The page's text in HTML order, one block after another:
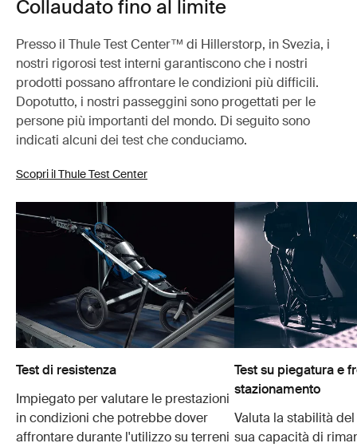
Collaudato fino al limite
Presso il Thule Test Center™ di Hillerstorp, in Svezia, i
nostri rigorosi test interni garantiscono che i nostri
prodotti possano affrontare le condizioni più difficili.
Dopotutto, i nostri passeggini sono progettati per le
persone più importanti del mondo. Di seguito sono
indicati alcuni dei test che conduciamo.
Scopri il Thule Test Center
Test di resistenza
Impiegato per valutare le prestazioni
in condizioni che potrebbe dover
affrontare durante l'utilizzo su terreni
Test su piegatura e
stazionamento
Valuta la stabilità
sua capacità di